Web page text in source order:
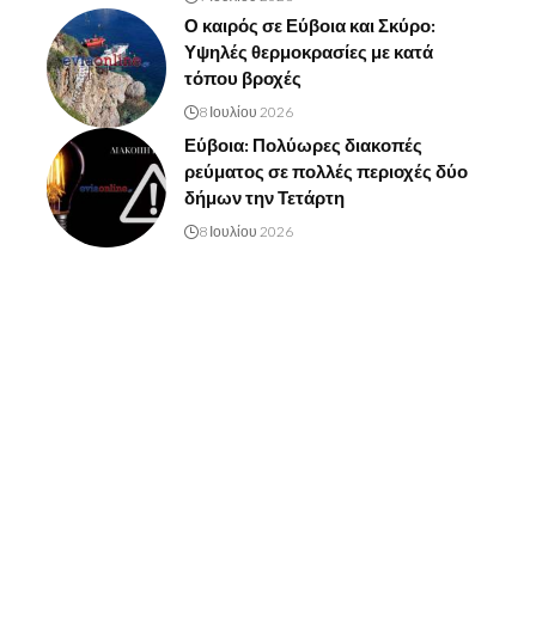
Ο καιρός σε Εύβοια και Σκύρο:
Υψηλές θερμοκρασίες με κατά
τόπου βροχές
8 Ιουλίου 2026
Εύβοια: Πολύωρες διακοπές
ρεύματος σε πολλές περιοχές δύο
δήμων την Τετάρτη
8 Ιουλίου 2026